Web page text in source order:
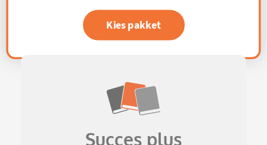
Kies pakket